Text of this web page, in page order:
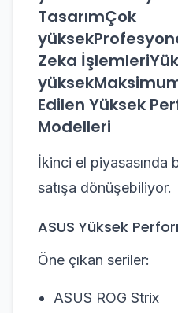
TasarımÇok
Zeka
Edilen Yüksek
Modelleri
İkinci el piyasasında
satışa dönüşebiliyor.
ASUS Yüksek
Öne çıkan seriler:
ASUS ROG Strix